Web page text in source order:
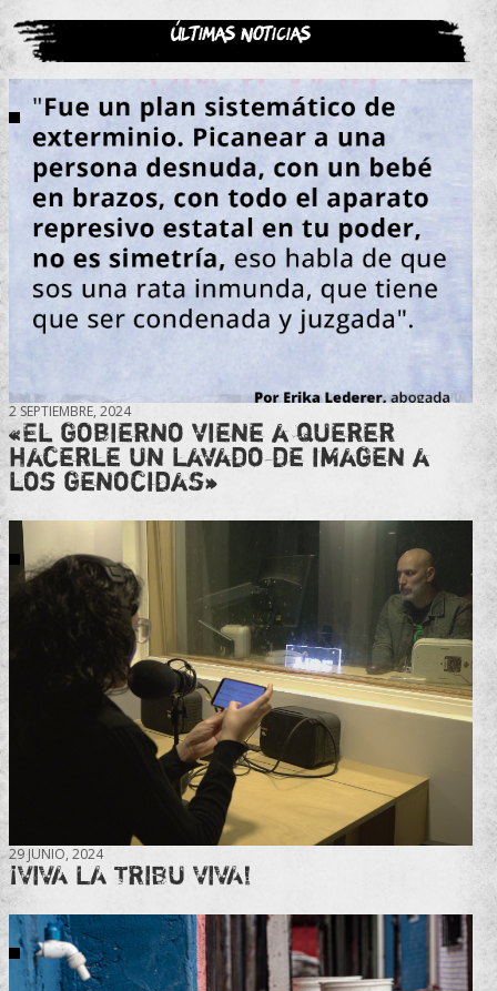
Últimas noticias
2 SEPTIEMBRE, 2024
«El gobierno viene a querer
hacerle un lavado de imagen a
los genocidas»
29 JUNIO, 2024
¡VIVA LA TRIBU VIVA!